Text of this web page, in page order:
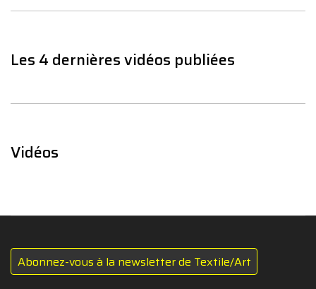
Les 4 dernières vidéos publiées
Vidéos
Abonnez-vous à la newsletter de Textile/Art